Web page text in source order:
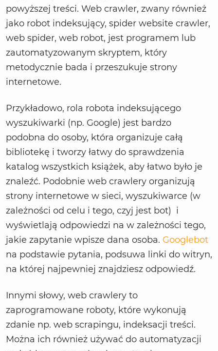
powyższej treści. Web crawler, zwany również
jako robot indeksujący, spider website crawler,
web spider, web robot, jest programem lub
zautomatyzowanym skryptem, który
metodycznie bada i przeszukuje strony
internetowe.
Przykładowo, rola robota indeksującego
wyszukiwarki (np. Google) jest bardzo
podobna do osoby, która organizuje całą
bibliotekę i tworzy łatwy do sprawdzenia
katalog wszystkich książek, aby łatwo było je
znaleźć. Podobnie web crawlery organizują
strony internetowe w sieci, wyszukiwarce (w
zależności od celu i tego, czyj jest bot) i
wyświetlają odpowiedzi na w zależności tego,
jakie zapytanie wpisze dana osoba. Googlebot
na podstawie pytania, podsuwa linki do witryn,
na której najpewniej znajdziesz odpowiedź.
Innymi słowy, web crawlery to
zaprogramowane roboty, które wykonują
zdanie np. web scrapingu, indeksacji treści.
Można ich również używać do automatyzacji